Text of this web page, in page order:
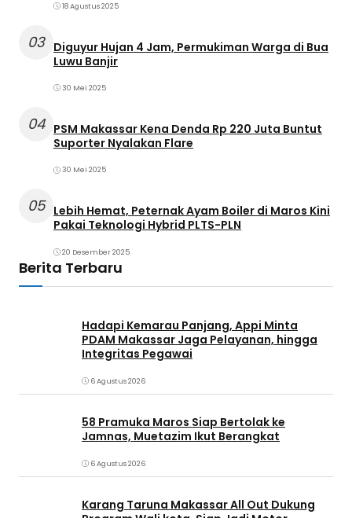
18 Agustus 2025
03 Diguyur Hujan 4 Jam, Permukiman Warga di Bua
Luwu Banjir
30 Mei 2025
04 PSM Makassar Kena Denda Rp 220 Juta Buntut
Suporter Nyalakan Flare
30 Mei 2025
05 Lebih Hemat, Peternak Ayam Boiler di Maros Kini
Pakai Teknologi Hybrid PLTS-PLN
20 Desember 2025
Berita Terbaru
Hadapi Kemarau Panjang, Appi Minta
PDAM Makassar Jaga Pelayanan, hingga
Integritas Pegawai
6 Agustus 2026
58 Pramuka Maros Siap Bertolak ke
Jamnas, Muetazim Ikut Berangkat
6 Agustus 2026
Karang Taruna Makassar All Out Dukung